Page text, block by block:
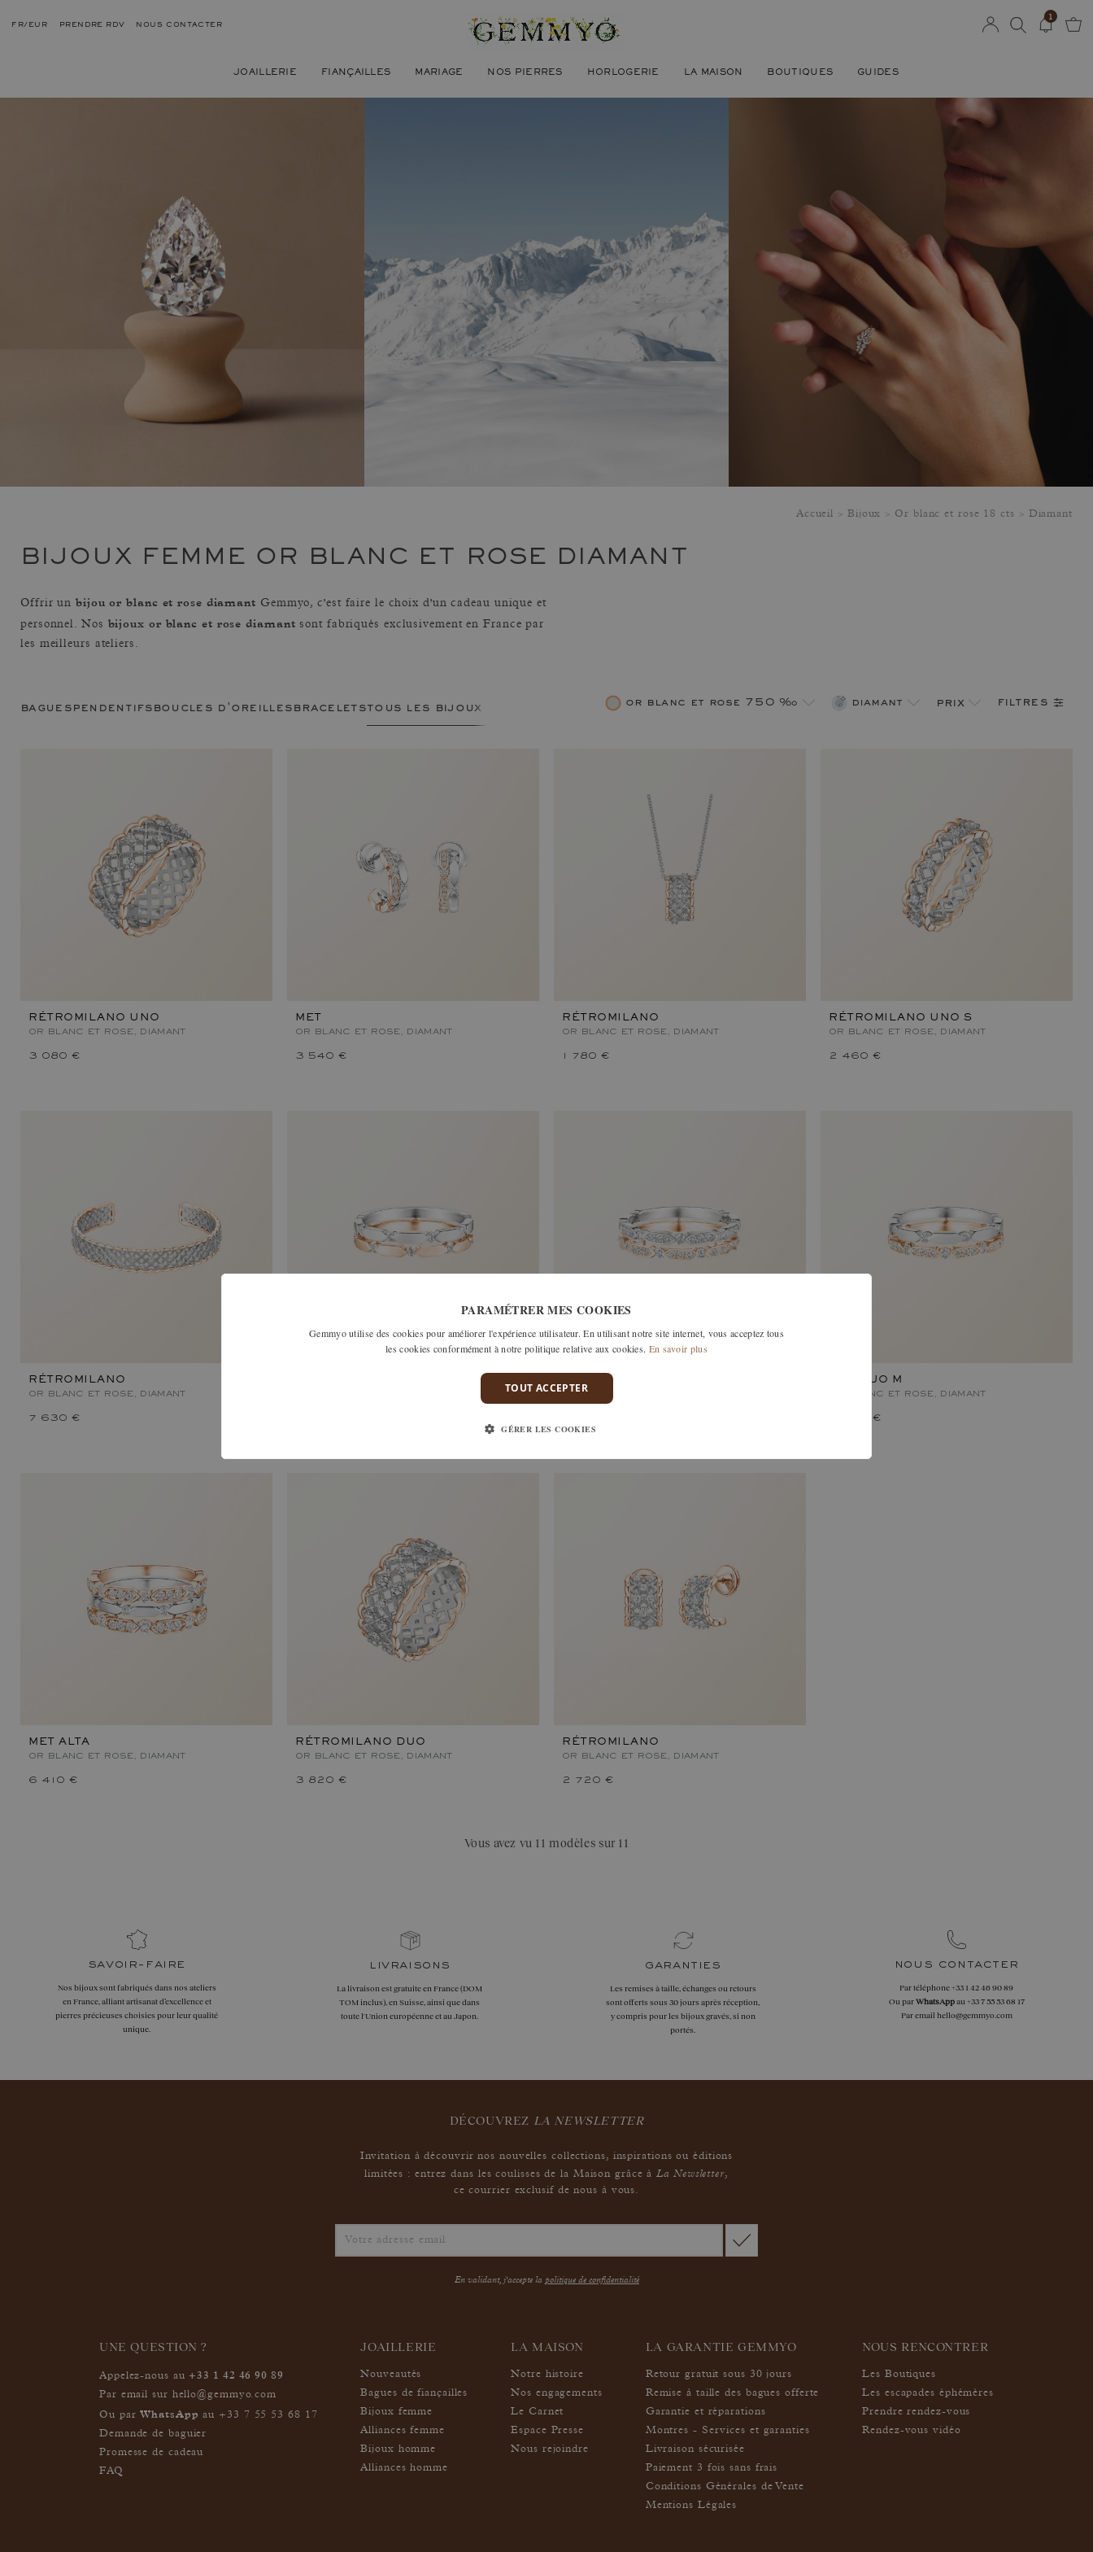
FR/EUR PRENDRE RDV NOUS CONTACTER
JOAILLERIE FIANÇAILLES MARIAGE NOS PIERRES HORLOGERIE LA MAISON BOUTIQUES GUIDES
1
Accueil Bijoux Or blanc et rose 18 cts Diamant
BIJOUX FEMME OR BLANC ET ROSE DIAMANT
Offrir un bijou or blanc et rose diamant Gemmyo, c'est faire le choix d'un cadeau unique et
personnel. Nos bijoux or blanc et rose diamant sont fabriqués exclusivement en France par
les meilleurs ateliers.
bagues pendentifs boucles d'oreilles braceletstous les bijoux femme or blanc et rose 750 ‰ diamant prix filtres
RÉTROMILANO UNO
OR BLANC ET ROSE, DIAMANT
3 080 €
MET
OR BLANC ET ROSE, DIAMANT
3 540 €
RÉTROMILANO
OR BLANC ET ROSE, DIAMANT
1 780 €
RÉTROMILANO UNO S
OR BLANC ET ROSE, DIAMANT
2 460 €
RÉTROMILANO
OR BLANC ET ROSE, DIAMANT
7 630 €
MET DUO PAVÉE
OR BLANC ET ROSE, DIAMANT
MET DUO M
OR BLANC ET ROSE, DIAMANT
3 440 €
MET ALTA
OR BLANC ET ROSE, DIAMANT
6 410 €
RÉTROMILANO DUO
OR BLANC ET ROSE, DIAMANT
3 820 €
RÉTROMILANO
OR BLANC ET ROSE, DIAMANT
2 720 €
Vous avez vu 11 modèles sur 11
savoir-faire
Nos bijoux sont fabriqués dans nos ateliers
en France, alliant artisanat d’excellence et
pierres précieuses choisies pour leur qualité
unique.
livraisons
La livraison est gratuite en France (DOM
TOM inclus), en Suisse, ainsi que dans
toute l'Union européenne et au Japon.
garanties
Les remises à taille, échanges ou retours
sont offerts sous 30 jours après réception,
y compris pour les bijoux gravés, si non
portés.
nous contacter
Par téléphone+33 1 42 46 90 89
Ou parWhatsAppau+33 7 55 53 68 17
Par email hello@gemmyo.com
DÉCOUVREZ LA NEWSLETTER
Invitation à découvrir nos nouvelles collections, inspirations ou éditions
limitées : entrez dans les coulisses de la Maison grâce àLa Newsletter,
ce courrier exclusif de nous à vous.
En validant, j'accepte la politique de confidentialité
UNE QUESTION ?
Appelez-nous au +33 1 42 46 90 89
Par email sur hello@gemmyo.com
Ou par WhatsApp au +33 7 55 53 68 17
Demande de baguier
Promesse de cadeau
FAQ
JOAILLERIE
Nouveautés
Bagues de fiançailles
Bijoux femme
Alliances femme
Bijoux homme
Alliances homme
LA MAISON
Notre histoire
Nos engagements
Le Carnet
Espace Presse
Nous rejoindre
LA GARANTIE GEMMYO
Retour gratuit sous 30 jours
Remise à taille des bagues offerte
Garantie et réparations
Montres - Services et garanties
Livraison sécurisée
Paiement 3 fois sans frais
Conditions Générales de Vente
Mentions Légales
NOUS RENCONTRER
Les Boutiques
Les escapades éphémères
Prendre rendez-vous
Rendez-vous vidéo
PARAMÉTRER MES COOKIES
Gemmyo utilise des cookies pour améliorer l'expérience utilisateur. En utilisant notre site internet, vous acceptez tous
les cookies conformément à notre politique relative aux cookies. En savoir plus
TOUT ACCEPTER
GÉRER LES COOKIES